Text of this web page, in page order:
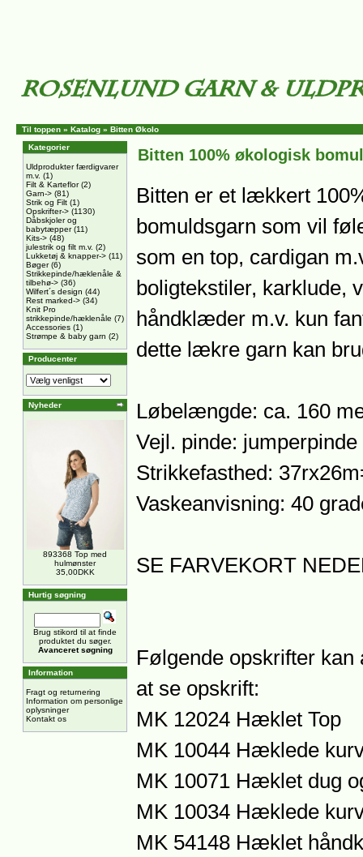
Til toppen » Katalog » Bitten Økolo
Kategorier
Uldprodukter færdigvarer
m.v. (1)
Filt & Karteflor(2)
Garn-> (81)
Strik og Filt (1)
Opskrifter-> (1130)
Dåbskjoler og
babytæpper(11)
Kits-> (48)
julestrik og filt m.v. (2)
Lukketøj & knapper-> (11)
Bøger(6)
Strikkepinde/hæklenåle &
tilbehø-> (36)
Wilfert´s design (44)
Rest marked-> (34)
Knit Pro
strikkepinde/hæklenåle (7)
Accessories (1)
Strømpe & baby garn (2)
Producenter
Nyheder
893368 Top med
hulmønster
35,00DKK
Hurtig søgning
Brug stikord til at finde
produktet du søger.
Avanceret søgning
Information
Fragt og returnering
Information om personlige
oplysninger
Kontakt os
Bitten 100% økologisk
Bitten er et lækkert
bomuldsgarn som vil
som en top, cardigan
boligtekstiler, karklude,
håndklæder m.v. kun
dette lækre garn kan
Løbelængde: ca. 160
Vejl. pinde:
Strikkefasthed:
Vaskeanvisning: 40
SE FARVEKORT
Følgende opskrifter
at se opskrift:
MK 12024 Hæklet Top
MK 10044 Hæklede
MK 10071 Hæklet dug
MK 10034 Hæklede
MK 54148 Hæklet